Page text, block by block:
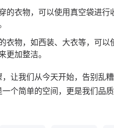
的衣物，可以使用真空袋进
衣物，如西装、大衣等，可
更加整洁。
让我们从今天开始，告别乱
个简单的空间，更是我们品